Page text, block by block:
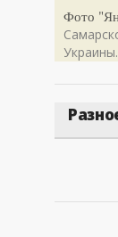
Фото